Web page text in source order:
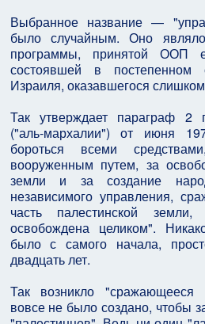
Выбранное название —
было случайным. Оно
программы, принятой
состоявшей в постепенном
Израиля, оказавшегося
Так утверждает параграф 2
("аль-мархалии") от июня
бороться всеми
вооруженным путем, за
земли и за создание
независимого управления,
часть палестинской
освобождена целиком".
было с самого начала,
двадцать лет.
Так возникло "сражающееся
вовсе не было создано, чтобы